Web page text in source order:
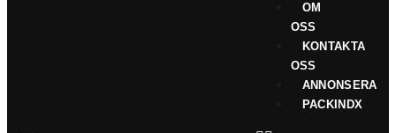
OM
OSS
KONTAKTA
OSS
ANNONSERA
PACKINDX